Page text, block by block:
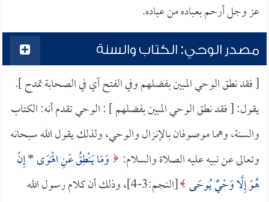
عز وجل أرحم بعباده من عباده.
مصدر الوحي: الكتاب والسنة
[ فقد نطق الوحي المبين بفضلهم وفي الفتح آي في الصحابة تمدح ].
يقول: [ فقد نطق الوحي المبين بفضلهم ] : الوحي تقدم أنه: الكتاب
والسنة، وهما موصوفان بالإنزال والوحي، ولذلك يقول الله سبحانه
وتعالى عن نبيه عليه الصلاة والسلام:
وَمَا يَنْطِقُ عَنِ الْهَوَى*إِنْ
هُوَ إِلَّا وَحْيٌ يُوحَى
[النجم:3-4]، وذلك أن كلام رسول الله